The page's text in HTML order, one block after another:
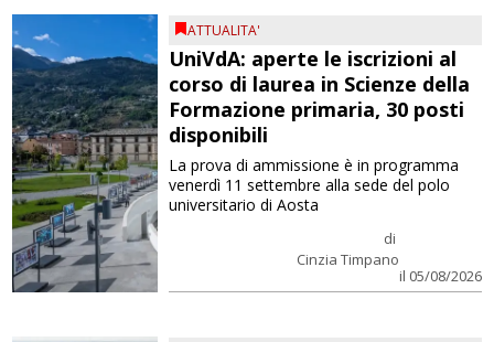
ATTUALITA'
UniVdA: aperte le iscrizioni al
corso di laurea in Scienze della
Formazione primaria, 30 posti
disponibili
di
Cinzia Timpano
il 05/08/2026
La prova di ammissione è in programma
venerdì 11 settembre alla sede del polo
universitario di Aosta